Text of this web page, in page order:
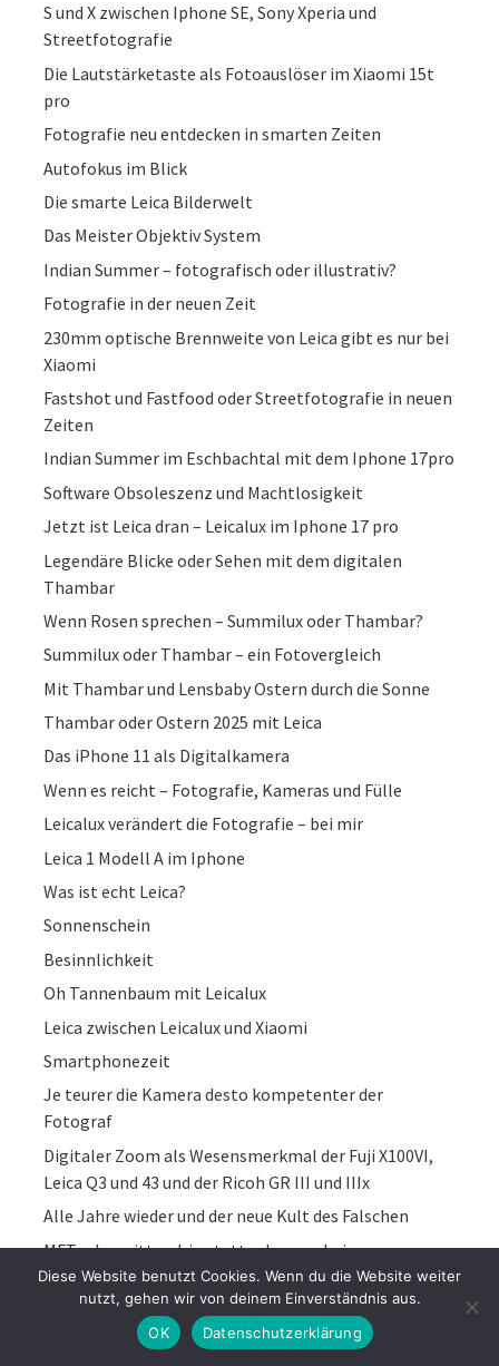
S und X zwischen Iphone SE, Sony Xperia und
Streetfotografie
Die Lautstärketaste als Fotoauslöser im Xiaomi 15t
pro
Fotografie neu entdecken in smarten Zeiten
Autofokus im Blick
Die smarte Leica Bilderwelt
Das Meister Objektiv System
Indian Summer – fotografisch oder illustrativ?
Fotografie in der neuen Zeit
230mm optische Brennweite von Leica gibt es nur bei
Xiaomi
Fastshot und Fastfood oder Streetfotografie in neuen
Zeiten
Indian Summer im Eschbachtal mit dem Iphone 17pro
Software Obsoleszenz und Machtlosigkeit
Jetzt ist Leica dran – Leicalux im Iphone 17 pro
Legendäre Blicke oder Sehen mit dem digitalen
Thambar
Wenn Rosen sprechen – Summilux oder Thambar?
Summilux oder Thambar – ein Fotovergleich
Mit Thambar und Lensbaby Ostern durch die Sonne
Thambar oder Ostern 2025 mit Leica
Das iPhone 11 als Digitalkamera
Wenn es reicht – Fotografie, Kameras und Fülle
Leicalux verändert die Fotografie – bei mir
Leica 1 Modell A im Iphone
Was ist echt Leica?
Sonnenschein
Besinnlichkeit
Oh Tannenbaum mit Leicalux
Leica zwischen Leicalux und Xiaomi
Smartphonezeit
Je teurer die Kamera desto kompetenter der
Fotograf
Digitaler Zoom als Wesensmerkmal der Fuji X100VI,
Leica Q3 und 43 und der Ricoh GR III und IIIx
Alle Jahre wieder und der neue Kult des Falschen
MFT oder mittendrin statt schon vorbei
Der Wanderfalke von Wermelskirchen und die
Powershot G3X
Leica Q3 43mm oder Sony A7c mit Samyang 45mm
Diese Website benutzt Cookies. Wenn du die Website weiter
nutzt, gehen wir von deinem Einverständnis aus.
OK
Datenschutzerklärung